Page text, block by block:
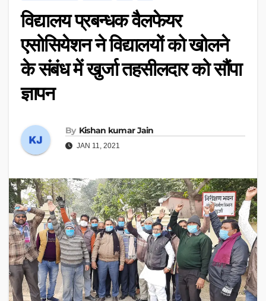
विद्यालय प्रबन्धक वैलफेयर
एसोसियेशन ने विद्यालयों को खोलने
के संबंध में खुर्जा तहसीलदार को सौंपा
ज्ञापन
By Kishan kumar Jain
JAN 11, 2021